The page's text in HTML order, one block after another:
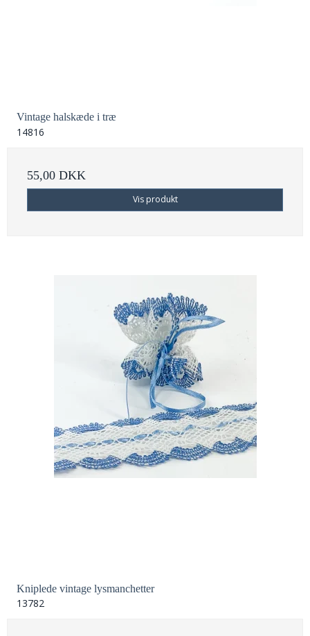
Vintage halskæde i træ
14816
55,00 DKK
Vis produkt
Kniplede vintage lysmanchetter
13782